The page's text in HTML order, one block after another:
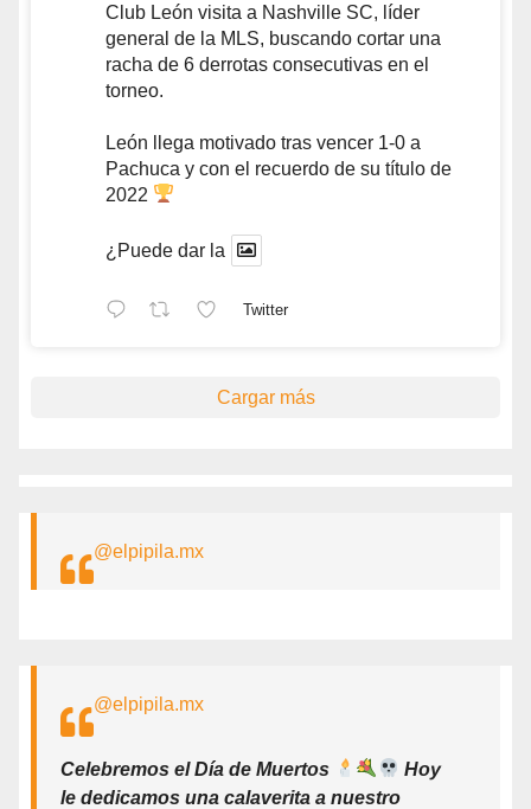
Club León visita a Nashville SC, líder
general de la MLS, buscando cortar una
racha de 6 derrotas consecutivas en el
torneo.
León llega motivado tras vencer 1-0 a
Pachuca y con el recuerdo de su título de
2022
¿Puede dar la
Twitter
Cargar más
@elpipila.mx
@elpipila.mx
Celebremos el Día de Muertos
Hoy
le dedicamos una calaverita a nuestro